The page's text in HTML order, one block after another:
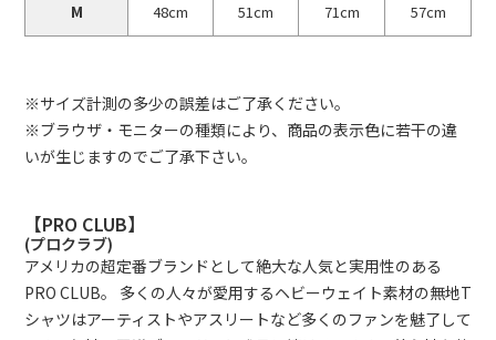
M 48cm 51cm 71cm 57cm
※サイズ計測の多少の誤差はご了承ください。
※ブラウザ・モニターの種類により、商品の表示色に若干の違
いが生じますのでご了承下さい。
【PRO CLUB】
(プロクラブ)
アメリカの超定番ブランドとして絶大な人気と実用性のある
PRO CLUB。 多くの人々が愛用するヘビーウェイト素材の無地T
シャツはアーティストやアスリートなど多くのファンを魅了して